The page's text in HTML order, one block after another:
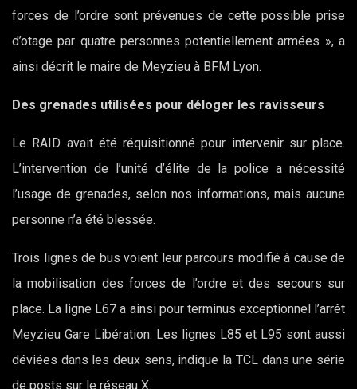
forces de l’ordre sont prévenues de cette possible prise
d’otage par quatre personnes potentiellement armées », a
ainsi décrit le maire de Meyzieu à BFM Lyon.
Des grenades utilisées pour déloger les ravisseurs
Le RAID avait été réquisitionné pour intervenir sur place.
L’intervention de l’unité d’élite de la police a nécessité
l’usage de grenades, selon nos informations, mais aucune
personne n’a été blessée.
Trois lignes de bus voient leur parcours modifié à cause de
la mobilisation des forces de l’ordre et des secours sur
place. La ligne L67 a ainsi pour terminus exceptionnel l’arrêt
Meyzieu Gare Libération. Les lignes L85 et L95 sont aussi
déviées dans les deux sens, indique la TCL dans une série
de posts sur le réseau X.